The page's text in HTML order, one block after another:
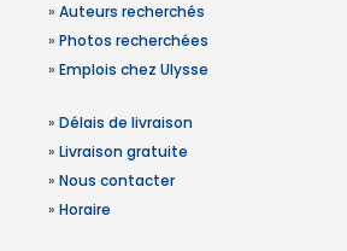
» Auteurs recherchés
» Photos recherchées
» Emplois chez Ulysse
» Délais de livraison
» Livraison gratuite
» Nous contacter
» Horaire